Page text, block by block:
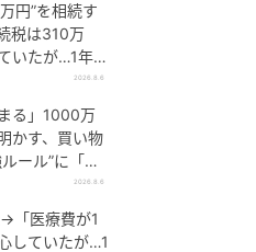
円”を相続す
税は310万
いたが…1年
した“想定外
2026.8.6
る」1000万
かす、買い物
ール”に「効
らすことがで
2026.8.6
「医療費が1
していたが…1